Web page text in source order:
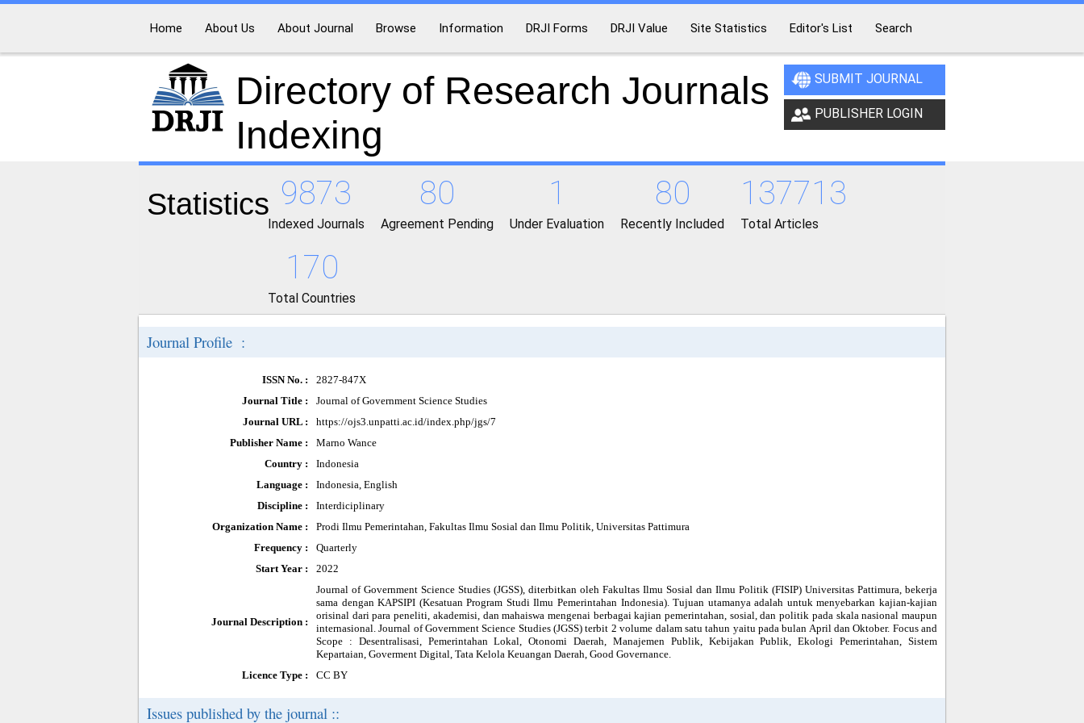
Home About Us About Journal Browse Information DRJI Forms DRJI Value Site Statistics Editor's List Search
Directory of Research Journals
Indexing
SUBMIT JOURNAL
PUBLISHER LOGIN
Statistics 9873
Indexed Journals
80
Agreement Pending
1
Under Evaluation
80
Recently Included
137713
Total Articles
170
Total Countries
Journal Profile :
ISSN No. :
2827-847X
Journal Title :
Journal of Government Science Studies
Journal URL :
https://ojs3.unpatti.ac.id/index.php/jgs/7
Publisher Name :
Marno Wance
Country :
Indonesia
Language :
Indonesia, English
Discipline :
Interdiciplinary
Organization Name :
Prodi Ilmu Pemerintahan, Fakultas Ilmu Sosial dan Ilmu Politik, Universitas Pattimura
Frequency :
Quarterly
Start Year :
2022
Journal Description :
Journal of Government Science Studies (JGSS), diterbitkan oleh Fakultas Ilmu Sosial dan Ilmu Politik (FISIP) Universitas Pattimura, bekerja
sama dengan KAPSIPI (Kesatuan Program Studi Ilmu Pemerintahan Indonesia). Tujuan utamanya adalah untuk menyebarkan kajian-kajian
orisinal dari para peneliti, akademisi, dan mahaiswa mengenai berbagai kajian pemerintahan, sosial, dan politik pada skala nasional maupun
internasional. Journal of Government Science Studies (JGSS) terbit 2 volume dalam satu tahun yaitu pada bulan April dan Oktober. Focus and
Scope : Desentralisasi, Pemerintahan Lokal, Otonomi Daerah, Manajemen Publik, Kebijakan Publik, Ekologi Pemerintahan, Sistem
Kepartaian, Goverment Digital, Tata Kelola Keuangan Daerah, Good Governance.
Licence Type :
CC BY
Issues published by the journal ::